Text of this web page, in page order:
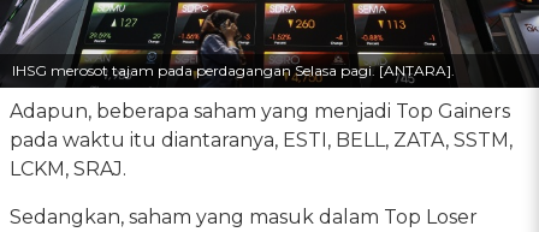
IHSG merosot tajam pada perdagangan Selasa pagi. [ANTARA].
Adapun, beberapa saham yang menjadi Top Gainers
pada waktu itu diantaranya, ESTI, BELL, ZATA, SSTM,
LCKM, SRAJ.
Sedangkan, saham yang masuk dalam Top Loser